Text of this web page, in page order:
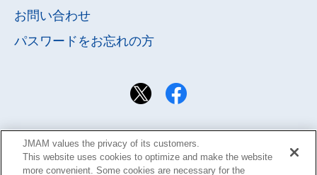
お問い合わせ
パスワードをお忘れの方
JMAM values the privacy of its customers.
This website uses cookies to optimize and make the website
more convenient. Some cookies are necessary for the